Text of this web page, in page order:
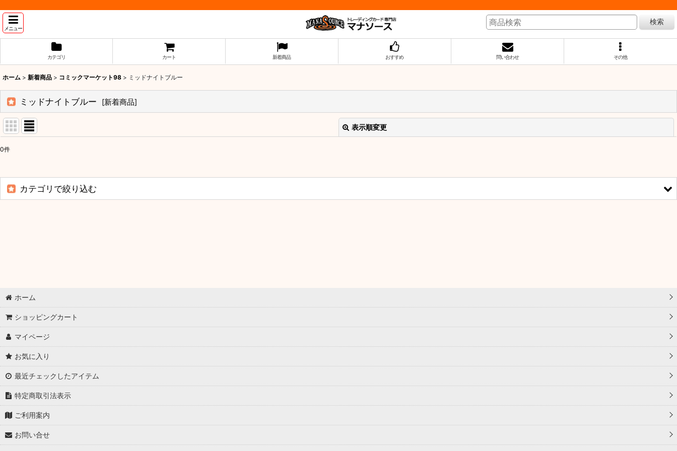
メニュー
検索
カテゴリ カート 新着商品 おすすめ 問い合わせ その他
ホーム > 新着商品 > コミックマーケット98 > ミッドナイトブルー
ミッドナイトブルー [新着商品]
表示順変更
並び順:
0件
カテゴリで絞り込む
サンパン
クラスター/フレシア
アクアアルタ
ミッドナイトブルー
EATOS
セルゲーム
ホーム
ショッピングカート
マイページ
お気に入り
最近チェックしたアイテム
特定商取引法表示
ご利用案内
お問い合せ